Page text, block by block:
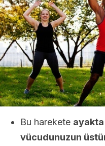
Bu harekete ayakta
vücudunuzun